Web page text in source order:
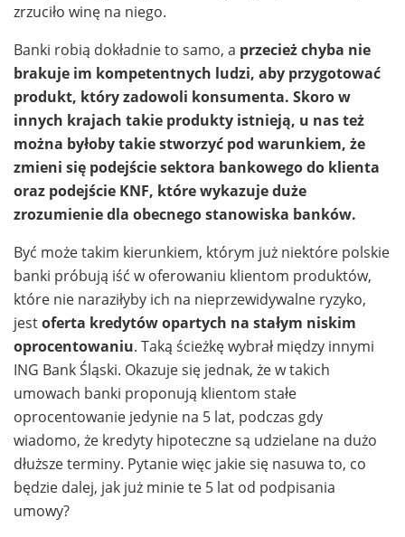
zrzuciło winę na niego.
Banki robią dokładnie to samo, a przecież chyba nie
brakuje im kompetentnych ludzi, aby przygotować
produkt, który zadowoli konsumenta. Skoro w
innych krajach takie produkty istnieją, u nas też
można byłoby takie stworzyć pod warunkiem, że
zmieni się podejście sektora bankowego do klienta
oraz podejście KNF, które wykazuje duże
zrozumienie dla obecnego stanowiska banków.
Być może takim kierunkiem, którym już niektóre polskie
banki próbują iść w oferowaniu klientom produktów,
które nie naraziłyby ich na nieprzewidywalne ryzyko,
jestoferta kredytów opartych na stałym niskim
oprocentowaniu. Taką ścieżkę wybrał między innymi
ING Bank Śląski. Okazuje się jednak, że w takich
umowach banki proponują klientom stałe
oprocentowanie jedynie na 5 lat, podczas gdy
wiadomo, że kredyty hipoteczne są udzielane na dużo
dłuższe terminy. Pytanie więc jakie się nasuwa to, co
będzie dalej, jak już minie te 5 lat od podpisania
umowy?